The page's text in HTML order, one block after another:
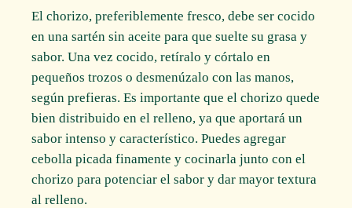
El chorizo, preferiblemente fresco, debe ser cocido
en una sartén sin aceite para que suelte su grasa y
sabor. Una vez cocido, retíralo y córtalo en
pequeños trozos o desmenúzalo con las manos,
según prefieras. Es importante que el chorizo quede
bien distribuido en el relleno, ya que aportará un
sabor intenso y característico. Puedes agregar
cebolla picada finamente y cocinarla junto con el
chorizo para potenciar el sabor y dar mayor textura
al relleno.